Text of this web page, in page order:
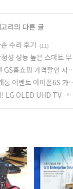
리의 다른 글
수리 후기
(11)
성 성능 높은 스마트
GS홈쇼핑 가격할인 사
통 이벤트 아이폰6S 가
LG OLED UHD TV 그